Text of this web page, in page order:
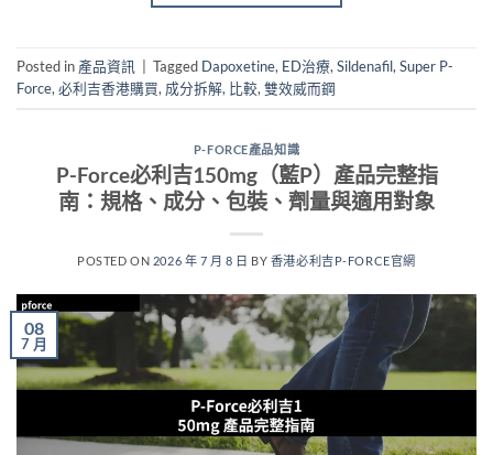
Posted in 產品資訊 Tagged Dapoxetine, ED治療,Sildenafil,Super P-
Force,必利吉香港購買, 成分拆解, 比較,雙效威而鋼
P-FORCE產品知識
P-Force必利吉150mg（藍P）產品完整指
南：規格、成分、包裝、劑量與適用對象
POSTED ON 2026 年 7 月 8 日 BY 香港必利吉P-FORCE官網
08
7 月